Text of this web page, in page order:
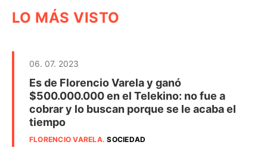
LO MÁS VISTO
06. 07. 2023
Es de Florencio Varela y ganó
$500.000.000 en el Telekino: no fue a
cobrar y lo buscan porque se le acaba el
tiempo
FLORENCIO VARELA.SOCIEDAD